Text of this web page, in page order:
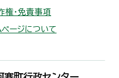
権・免責事項
ページについて